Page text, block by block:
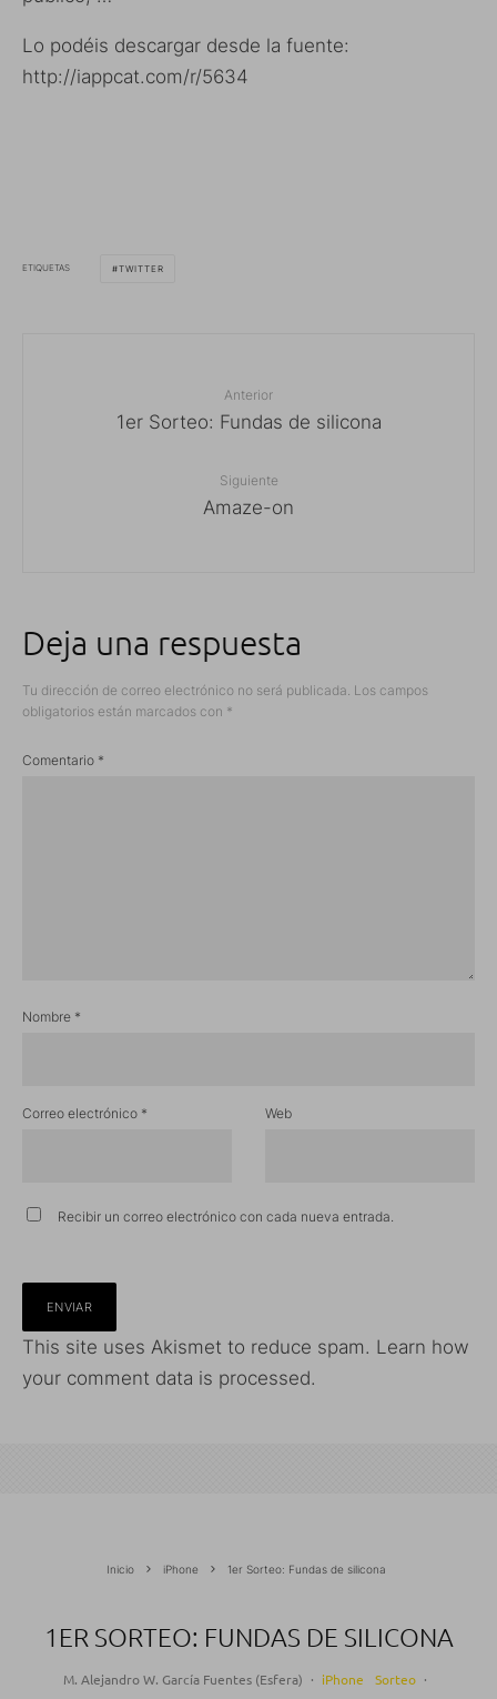
Lo podéis descargar desde la fuente:
http://iappcat.com/r/5634
ETIQUETAS TWITTER
Anterior
1er Sorteo: Fundas de silicona
Siguiente
Amaze-on
Deja una respuesta
Tu dirección de correo electrónico no será publicada. Los campos
obligatorios están marcados con *
Comentario *
Nombre *
Correo electrónico * Web
Recibir un correo electrónico con cada nueva entrada.
This site uses Akismet to reduce spam. Learn how
your comment data is processed.
Inicio iPhone 1er Sorteo: Fundas de silicona
1ER SORTEO: FUNDAS DE SILICONA
M. Alejandro W. García Fuentes (Esfera) · iPhone Sorteo ·